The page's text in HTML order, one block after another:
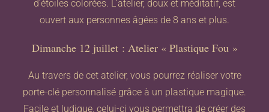
d’étoiles colorées. L’atelier, doux et méditatif, est
ouvert aux personnes âgées de 8 ans et plus.
Dimanche 12 juillet : Atelier « Plastique Fou »
Au travers de cet atelier, vous pourrez réaliser votre
porte-clé personnalisé grâce à un plastique magique.
Facile et ludique, celui-ci vous permettra de créer des